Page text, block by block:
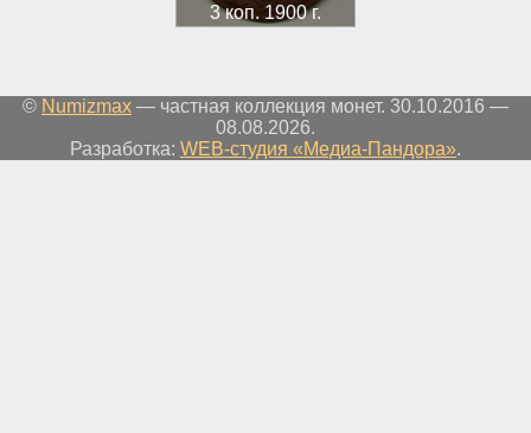
3 коп. 1900 г.
© Numizmax — частная коллекция монет. 30.10.2016 —
08.08.2026.
Разработка: WEB-студия «Медиа-Пандора».